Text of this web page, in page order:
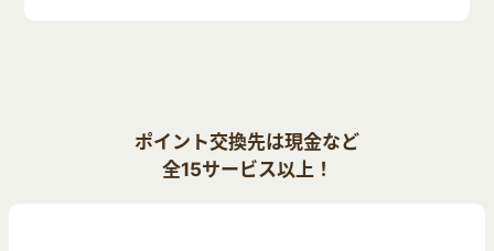
ポイント交換先は現金など
全15サービス以上！